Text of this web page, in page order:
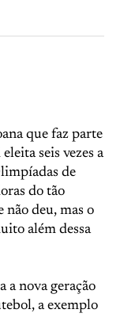
que faz parte
seis vezes a
de
do tão
deu, mas o
além dessa
a nova geração
a exemplo